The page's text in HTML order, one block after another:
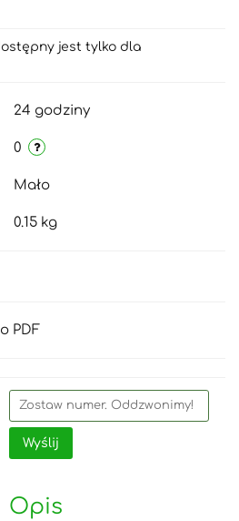
jest tylko dla
24 godziny
0
Mało
0.15 kg
PDF
Wyślij
Opis